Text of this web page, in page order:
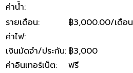
ค่าน้ำ:
รายเดือน:
฿3,000.00/เดือน
ค่าไฟ:
เงินมัดจำ/ประกัน: ฿3,000
ค่าอินเทอร์เน็ต:
ฟรี